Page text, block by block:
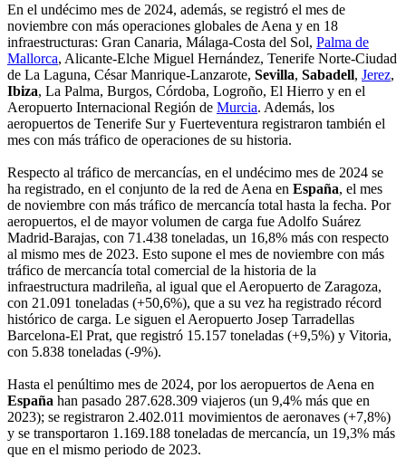
En el undécimo mes de 2024, además, se registró el mes de
noviembre con más operaciones globales de Aena y en 18
infraestructuras: Gran Canaria, Málaga-Costa del Sol, Palma de
Mallorca, Alicante-Elche Miguel Hernández, Tenerife Norte-Ciudad
de La Laguna, César Manrique-Lanzarote, Sevilla, Sabadell, Jerez,
Ibiza, La Palma, Burgos, Córdoba, Logroño, El Hierro y en el
Aeropuerto Internacional Región de Murcia. Además, los
aeropuertos de Tenerife Sur y Fuerteventura registraron también el
mes con más tráfico de operaciones de su historia.
Respecto al tráfico de mercancías, en el undécimo mes de 2024 se
ha registrado, en el conjunto de la red de Aena en España, el mes
de noviembre con más tráfico de mercancía total hasta la fecha. Por
aeropuertos, el de mayor volumen de carga fue Adolfo Suárez
Madrid-Barajas, con 71.438 toneladas, un 16,8% más con respecto
al mismo mes de 2023. Esto supone el mes de noviembre con más
tráfico de mercancía total comercial de la historia de la
infraestructura madrileña, al igual que el Aeropuerto de Zaragoza,
con 21.091 toneladas (+50,6%), que a su vez ha registrado récord
histórico de carga. Le siguen el Aeropuerto Josep Tarradellas
Barcelona-El Prat, que registró 15.157 toneladas (+9,5%) y Vitoria,
con 5.838 toneladas (-9%).
Hasta el penúltimo mes de 2024, por los aeropuertos de Aena en
España han pasado 287.628.309 viajeros (un 9,4% más que en
2023); se registraron 2.402.011 movimientos de aeronaves (+7,8%)
y se transportaron 1.169.188 toneladas de mercancía, un 19,3% más
que en el mismo periodo de 2023.